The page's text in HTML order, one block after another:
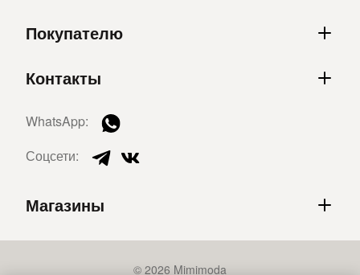
Покупателю
Контакты
WhatsApp:
Соцсети:
Магазины
© 2026 Mimimoda